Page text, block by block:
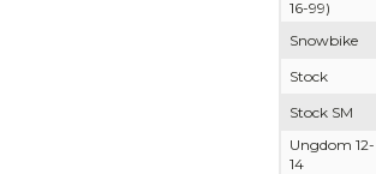
16-99)
Snowbike
Stock
Stock SM
Ungdom 12-
14